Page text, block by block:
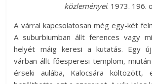
közleményei. 1973. 196.
A várral kapcsolatosan még egy-két
A suburbiumban állt ferences vagy
helyét máig keresi a kutatás. Egy
várban állt főesperesi templom,
érseki aulába, Kalocsára költözött,